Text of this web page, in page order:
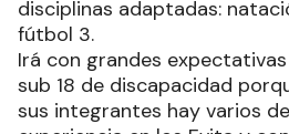
disciplinas adaptadas:
fútbol 3.
Irá con grandes
sub 18 de discapacidad
sus integrantes hay varios